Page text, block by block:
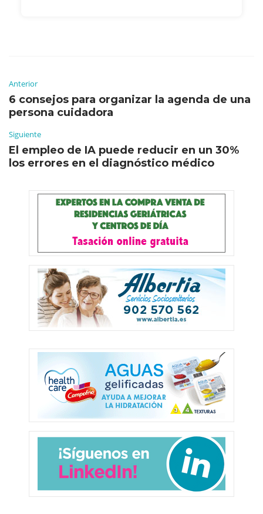
Anterior
6 consejos para organizar la agenda de una
persona cuidadora
Siguiente
El empleo de IA puede reducir en un 30%
los errores en el diagnóstico médico